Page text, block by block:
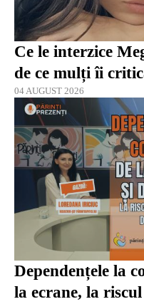
Ce le interzice
de ce mulți îi
04 AUGUST 2026
Dependențele la
la ecrane, la